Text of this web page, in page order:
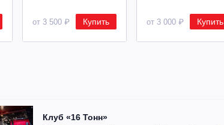
от 3 500 ₽ Купить от 3 000 ₽ Купить
Клуб «16 Тонн»